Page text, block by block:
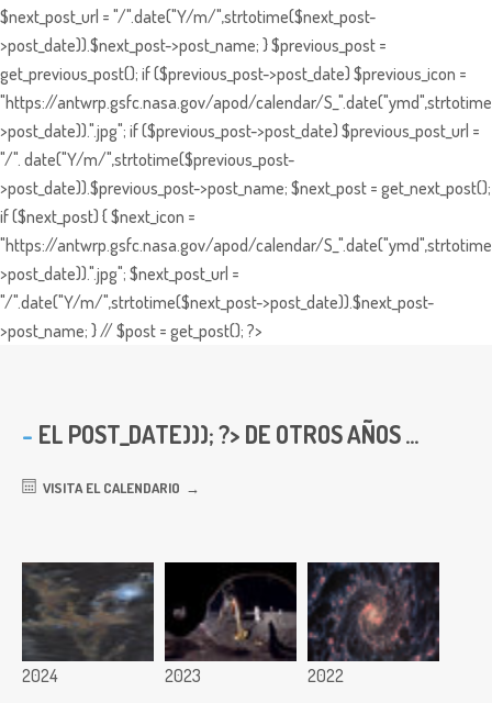
$next_post_url = "/".date("Y/m/",strtotime($next_post-
>post_date)).$next_post->post_name; } $previous_post =
get_previous_post(); if ($previous_post->post_date) $previous_icon =
"https://antwrp.gsfc.nasa.gov/apod/calendar/
>post_date)).".jpg"; if ($previous_post->post_date) $previous_post_url =
"/". date("Y/m/",strtotime($previous_post-
>post_date)).$previous_post->post_name; $next_post = get_next_post();
if ($next_post) { $next_icon =
"https://antwrp.gsfc.nasa.gov/apod/calendar/
>post_date)).".jpg"; $next_post_url =
"/".date("Y/m/",strtotime($next_post->post_date)).$next_post-
>post_name; } // $post = get_post(); ?>
EL POST_DATE))); ?> DE OTROS AÑOS ...
VISITA EL CALENDARIO
2024 2023 2022